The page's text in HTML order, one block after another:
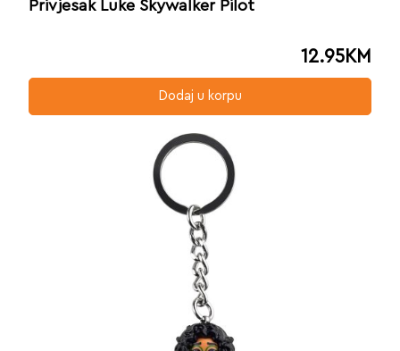
Privjesak Luke Skywalker Pilot
12.95KM
Dodaj u korpu